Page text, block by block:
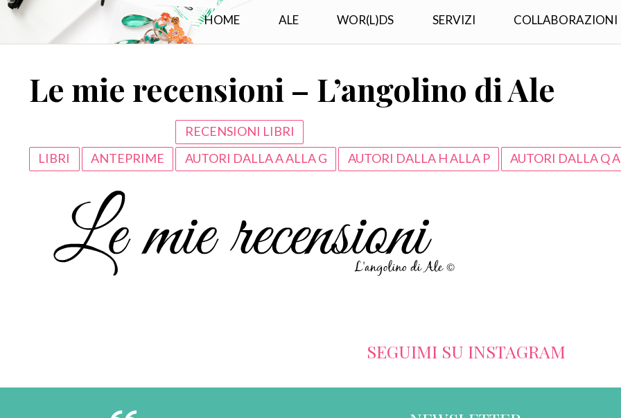
HOME ALE WOR(L)DS SERVIZI COLLABORAZIONI
Le mie recensioni – L’angolino di Ale
LIBRI ANTEPRIME
RECENSIONI LIBRI
AUTORI DALLA A ALLA G
AUTORI DALLA H ALLA P AUTORI DALLA Q
SEGUIMI SU INSTAGRAM